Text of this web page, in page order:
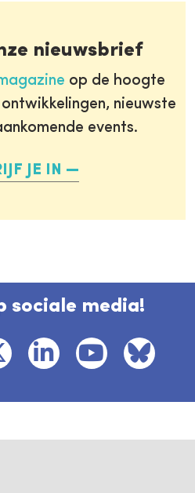
nieuwsbrief
op de hoogte
nieuwste
events.
JE IN
sociale media!